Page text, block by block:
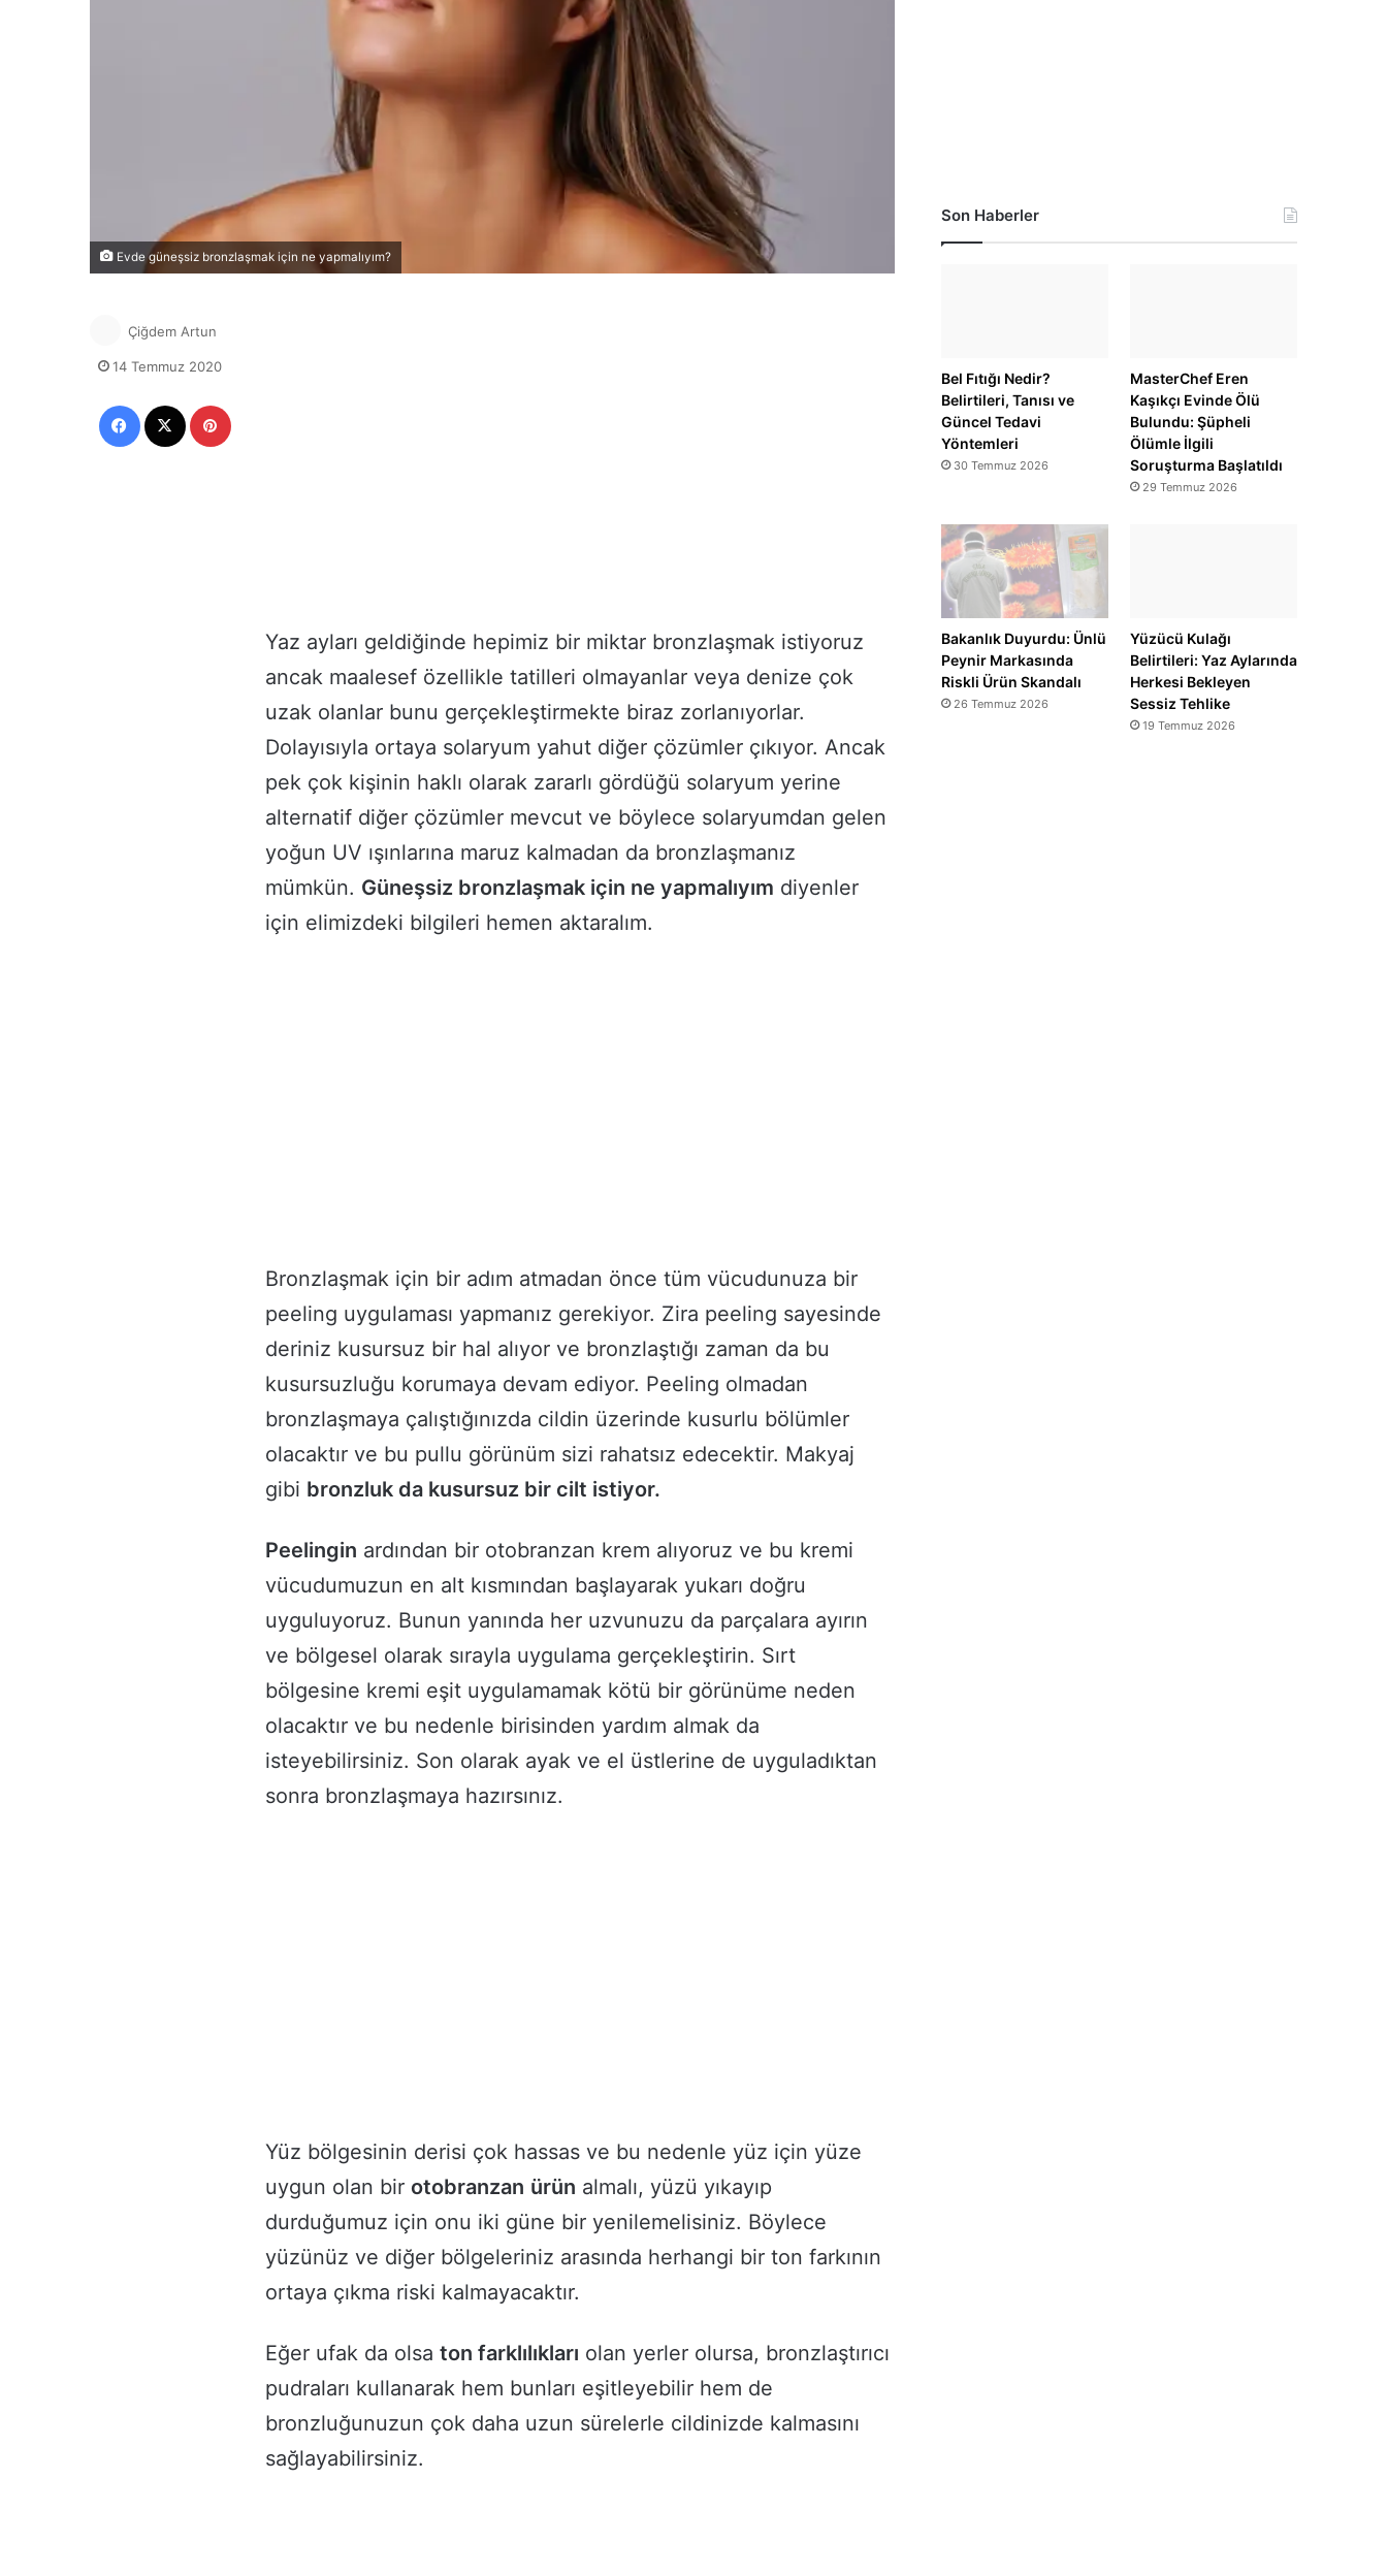
Evde güneşsiz bronzlaşmak için ne yapmalıyım?
Yaz ayları geldiğinde hepimiz bir miktar bronzlaşmak istiyoruz
ancak maalesef özellikle tatilleri olmayanlar veya denize çok
uzak olanlar bunu gerçekleştirmekte biraz zorlanıyorlar.
Dolayısıyla ortaya solaryum yahut diğer çözümler çıkıyor. Ancak
pek çok kişinin haklı olarak zararlı gördüğü solaryum yerine
alternatif diğer çözümler mevcut ve böylece solaryumdan gelen
yoğun UV ışınlarına maruz kalmadan da bronzlaşmanız
mümkün. Güneşsiz bronzlaşmak için ne yapmalıyım diyenler
için elimizdeki bilgileri hemen aktaralım.
Bronzlaşmak için bir adım atmadan önce tüm vücudunuza bir
peeling uygulaması yapmanız gerekiyor. Zira peeling sayesinde
deriniz kusursuz bir hal alıyor ve bronzlaştığı zaman da bu
kusursuzluğu korumaya devam ediyor. Peeling olmadan
bronzlaşmaya çalıştığınızda cildin üzerinde kusurlu bölümler
olacaktır ve bu pullu görünüm sizi rahatsız edecektir. Makyaj
gibi bronzluk da kusursuz bir cilt istiyor.
Peelingin ardından bir otobranzan krem alıyoruz ve bu kremi
vücudumuzun en alt kısmından başlayarak yukarı doğru
uyguluyoruz. Bunun yanında her uzvunuzu da parçalara ayırın
ve bölgesel olarak sırayla uygulama gerçekleştirin. Sırt
bölgesine kremi eşit uygulamamak kötü bir görünüme neden
olacaktır ve bu nedenle birisinden yardım almak da
isteyebilirsiniz. Son olarak ayak ve el üstlerine de uyguladıktan
sonra bronzlaşmaya hazırsınız.
Yüz bölgesinin derisi çok hassas ve bu nedenle yüz için yüze
uygun olan bir otobranzan ürün almalı, yüzü yıkayıp
durduğumuz için onu iki güne bir yenilemelisiniz. Böylece
yüzünüz ve diğer bölgeleriniz arasında herhangi bir ton farkının
ortaya çıkma riski kalmayacaktır.
Eğer ufak da olsa ton farklılıkları olan yerler olursa, bronzlaştırıcı
pudraları kullanarak hem bunları eşitleyebilir hem de
bronzluğunuzun çok daha uzun sürelerle cildinizde kalmasını
sağlayabilirsiniz.
Çiğdem Artun
14 Temmuz 2020
Son Haberler
Bel Fıtığı Nedir?
Belirtileri, Tanısı ve
Güncel Tedavi
Yöntemleri
30 Temmuz 2026
MasterChef Eren
Kaşıkçı Evinde Ölü
Bulundu: Şüpheli
Ölümle İlgili
Soruşturma Başlatıldı
29 Temmuz 2026
Bakanlık Duyurdu: Ünlü
Peynir Markasında
Riskli Ürün Skandalı
26 Temmuz 2026
Yüzücü Kulağı
Belirtileri: Yaz Aylarında
Herkesi Bekleyen
Sessiz Tehlike
19 Temmuz 2026